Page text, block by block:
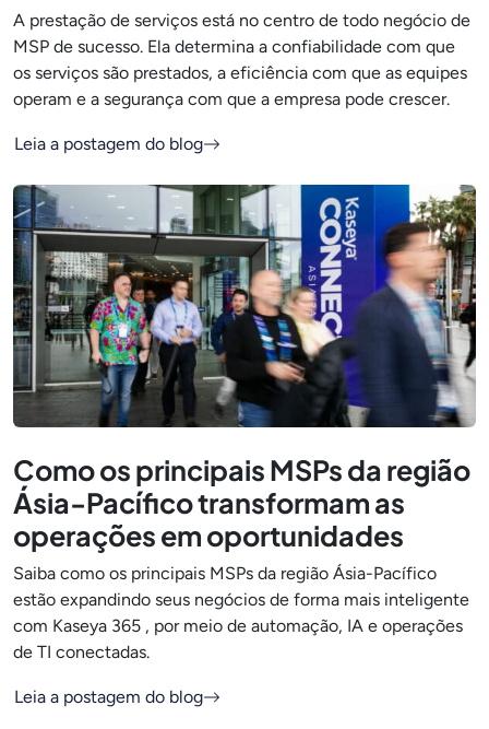
A prestação de serviços está no centro de todo negócio de
MSP de sucesso. Ela determina a confiabilidade com que
os serviços são prestados, a eficiência com que as equipes
operam e a segurança com que a empresa pode crescer.
Leia a postagem do blog
Como os principais MSPs da região
Ásia-Pacífico transformam as
operações em oportunidades
Saiba como os principais MSPs da região Ásia-Pacífico
estão expandindo seus negócios de forma mais inteligente
com Kaseya 365 , por meio de automação, IA e operações
de TI conectadas.
Leia a postagem do blog